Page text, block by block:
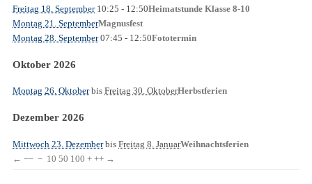
Freitag 18. September10:25 - 12:50Heimatstunde Klasse 8-10
Montag 21. SeptemberMagnusfest
Montag 28. September07:45 - 12:50Fototermin
Oktober 2026
Montag 26. Oktoberbis Freitag 30. OktoberHerbstferien
Dezember 2026
Mittwoch 23. Dezemberbis Freitag 8. JanuarWeihnachtsferien
← −− − 10 50 100 + ++ →